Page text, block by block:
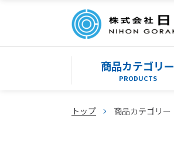
商品カテゴリー
PRODUCTS
トップ 商品カテゴリー